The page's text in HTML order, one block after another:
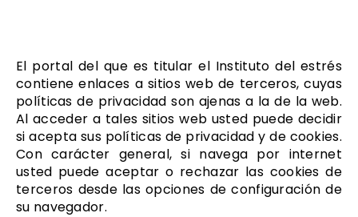
El portal del que es titular el Instituto del estrés
contiene enlaces a sitios web de terceros, cuyas
políticas de privacidad son ajenas a la de la web.
Al acceder a tales sitios web usted puede decidir
si acepta sus políticas de privacidad y de cookies.
Con carácter general, si navega por internet
usted puede aceptar o rechazar las cookies de
terceros desde las opciones de configuración de
su navegador.